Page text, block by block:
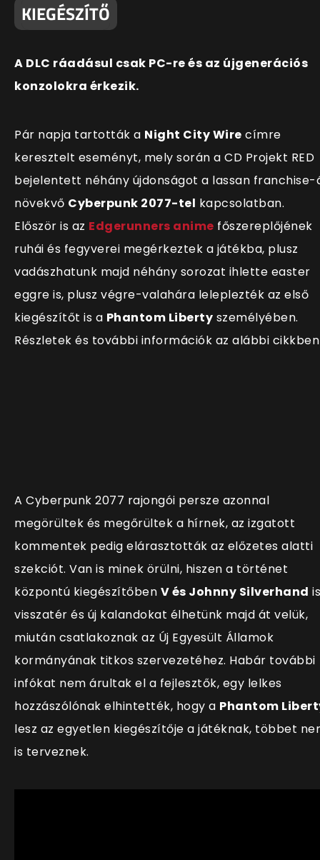
KIEGÉSZÍTŐ
A DLC ráadásul csak PC-re és az újgenerációs
konzolokra érkezik.
Pár napja tartották a Night City Wire címre
keresztelt eseményt, mely során a CD Projekt RED
bejelentett néhány újdonságot a lassan franchise-
növekvő Cyberpunk 2077-tel kapcsolatban.
Először is az Edgerunners anime főszereplőjének
ruhái és fegyverei megérkeztek a játékba, plusz
vadászhatunk majd néhány sorozat ihlette easter
eggre is, plusz végre-valahára leleplezték az első
kiegészítőt is a Phantom Liberty személyében.
Részletek és további információk az alábbi
A Cyberpunk 2077 rajongói persze azonnal
megörültek és megőrültek a hírnek, az izgatott
kommentek pedig elárasztották az előzetes alatti
szekciót. Van is minek örülni, hiszen a történet
központú kiegészítőben V és Johnny Silverhand is
visszatér és új kalandokat élhetünk majd át velük,
miután csatlakoznak az Új Egyesült Államok
kormányának titkos szervezetéhez. Habár további
infókat nem árultak el a fejlesztők, egy lelkes
hozzászólónak elhintették, hogy a Phantom
lesz az egyetlen kiegészítője a játéknak, többet
is terveznek.